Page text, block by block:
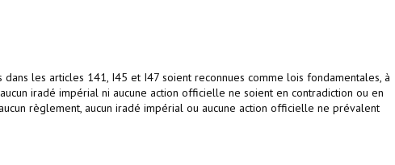
les articles 141, I45 et I47 soient reconnues comme lois fondamentales, à
iradé impérial ni aucune action officielle ne soient en contradiction ou en
règlement, aucun iradé impérial ou aucune action officielle ne prévalent